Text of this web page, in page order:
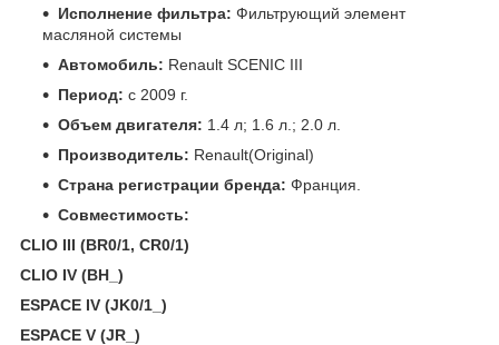
Исполнение фильтра: Фильтрующий элемент
масляной системы
Автомобиль: Renault SCENIC III
Период: c 2009 г.
Объем двигателя: 1.4 л; 1.6 л.; 2.0 л.
Производитель: Renault(Original)
Страна регистрации бренда: Франция.
Совместимость:
CLIO III (BR0/1, CR0/1)
CLIO IV (BH_)
ESPACE IV (JK0/1_)
ESPACE V (JR_)